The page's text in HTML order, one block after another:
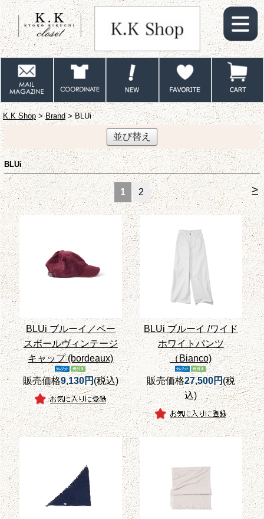
K.K Shop>Brand> BLUi
並び替え
BLUi
>
1 2
BLUi ブルーイ／ベー
スボールヴィンテージ
キャップ (bordeaux)
販売価格9,130円(税込)
BLUi ブルーイ /ワイド
ホワイトパンツ
（Bianco)
販売価格27,500円(税
込)